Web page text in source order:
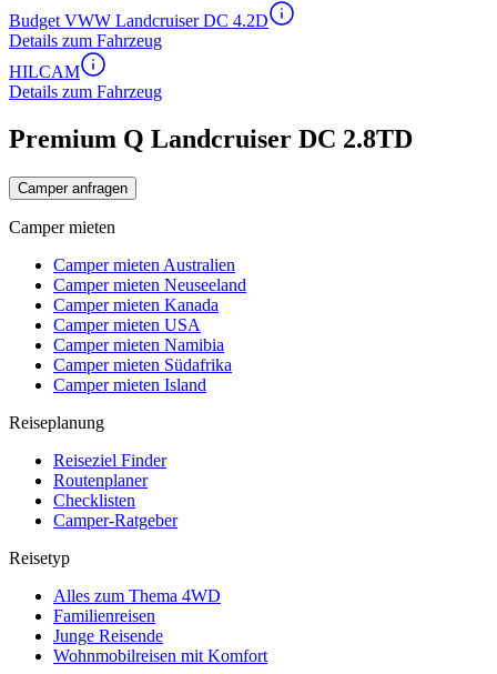
Budget VWW Landcruiser DC 4.2D
Details zum Fahrzeug
HILCAM
Details zum Fahrzeug
Premium Q Landcruiser DC 2.8TD
Camper anfragen
Camper mieten
Camper mieten Australien
Camper mieten Neuseeland
Camper mieten Kanada
Camper mieten USA
Camper mieten Namibia
Camper mieten Südafrika
Camper mieten Island
Reiseplanung
Reiseziel Finder
Routenplaner
Checklisten
Camper-Ratgeber
Reisetyp
Alles zum Thema 4WD
Familienreisen
Junge Reisende
Wohnmobilreisen mit Komfort